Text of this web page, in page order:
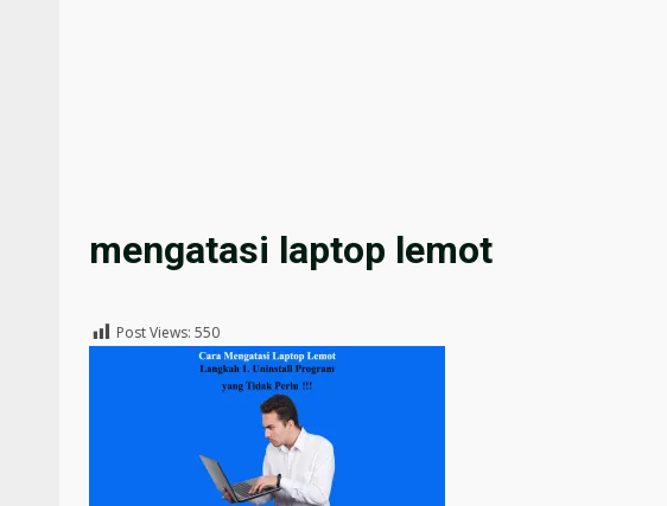
mengatasi laptop lemot
Post Views: 550